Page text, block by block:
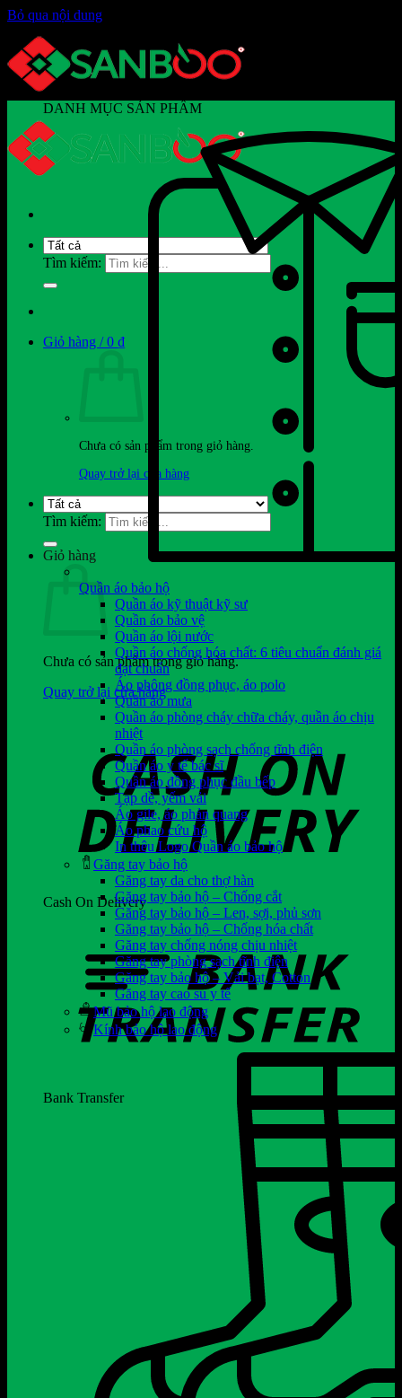
Bỏ qua nội dung
Tìm kiếm:
Giỏ hàng /0 ₫
Chưa có sản phẩm trong giỏ hàng.
Quay trở lại cửa hàng
Tìm kiếm:
Giỏ hàng
Chưa có sản phẩm trong giỏ hàng.
Quay trở lại cửa hàng
Cash On Delivery
Bank Transfer
DANH MỤC SẢN PHẨM
Quần áo bảo hộ
Quần áo kỹ thuật kỹ sư
Quần áo bảo vệ
Quần áo lội nước
Quần áo chống hóa chất: 6 tiêu chuẩn đánh giá
đạt chuẩn
Áo phông đồng phục, áo polo
Quần áo mưa
Quần áo phòng cháy chữa cháy, quần áo chịu
nhiệt
Quần áo phòng sạch chống tĩnh điện
Quần áo y tế bác sĩ
Quần áo đồng phục đầu bếp
Tạp dề, yếm vải
Áo gile, áo phản quang
Áo phao cứu hộ
In thêu Logo Quần áo bảo hộ
Găng tay bảo hộ
Găng tay da cho thợ hàn
Găng tay bảo hộ – Chống cắt
Găng tay bảo hộ – Len, sợi, phủ sơn
Găng tay bảo hộ – Chống hóa chất
Găng tay chống nóng chịu nhiệt
Găng tay phòng sạch tĩnh điện
Găng tay bảo hộ – Vải bạt, Cotton
Găng tay cao su y tế
Mũ bảo hộ lao động
Kính bảo hộ lao động